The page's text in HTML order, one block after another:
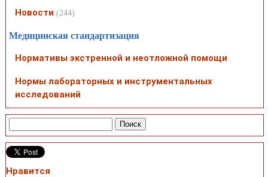
Новости (244)
Медицинская стандартизация
Нормативы экстренной и неотложной помощи
Нормы лабораторных и инструментальных
исследований
Нравится